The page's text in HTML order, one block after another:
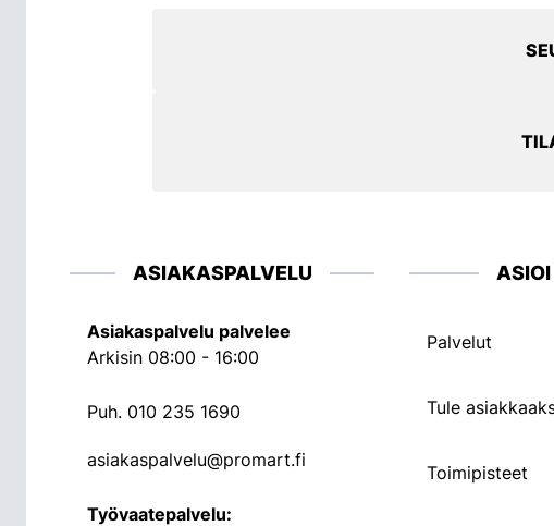
ASIAKASPALVELU
Asiakaspalvelu palvelee
Arkisin 08:00 - 16:00
Puh. 010 235 1690
asiakaspalvelu@promart.fi
Työvaatepalvelu:
Palvelut
Tule
Toimipisteet